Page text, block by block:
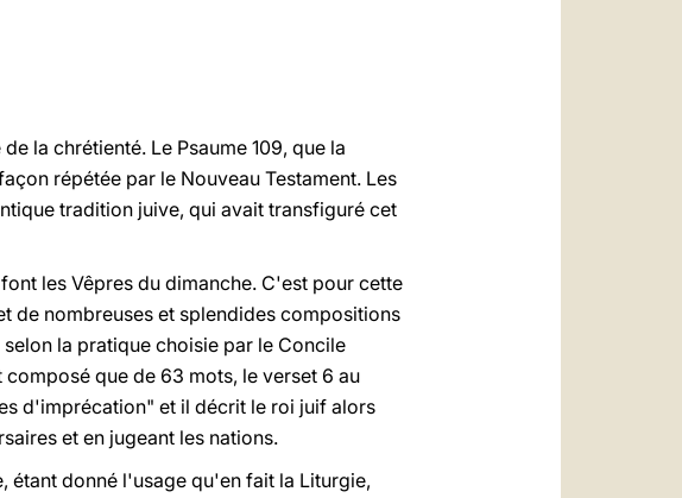
la chrétienté. Le Psaume 109, que la
répétée par le Nouveau Testament. Les
tradition juive, qui avait transfiguré cet
les Vêpres du dimanche. C'est pour cette
de nombreuses et splendides compositions
la pratique choisie par le Concile
que de 63 mots, le verset 6 au
d'imprécation" et il décrit le roi juif alors
et en jugeant les nations.
étant donné l'usage qu'en fait la Liturgie,